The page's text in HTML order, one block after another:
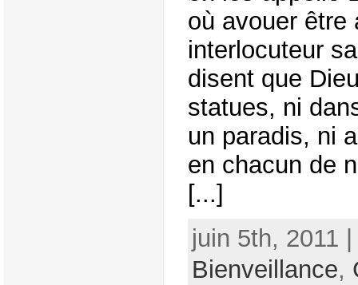
où avouer être
interlocuteur
disent que
statues, ni
un paradis, ni
en chacun de
[...]
juin 5th, 2011
Bienveillance,